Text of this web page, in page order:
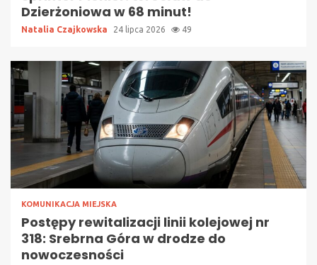
Dzierżoniowa w 68 minut!
Natalia Czajkowska 24 lipca 2026 49
KOMUNIKACJA MIEJSKA
Postępy rewitalizacji linii kolejowej nr
318: Srebrna Góra w drodze do
nowoczesności